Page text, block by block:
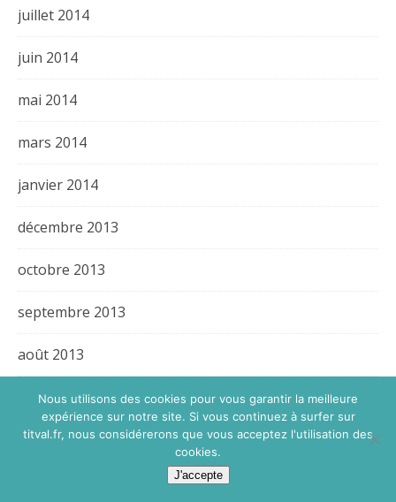
juillet 2014
juin 2014
mai 2014
mars 2014
janvier 2014
décembre 2013
octobre 2013
septembre 2013
août 2013
juillet 2013
juin 2013
Nous utilisons des cookies pour vous garantir la meilleure
expérience sur notre site. Si vous continuez à surfer sur
titval.fr, nous considérerons que vous acceptez l'utilisation des
cookies.
J'accepte